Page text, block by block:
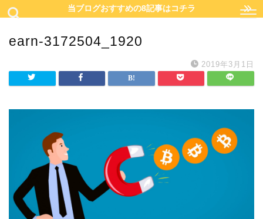
当ブログおすすめの8記事はコチラ
earn-3172504_1920
2019年3月1日